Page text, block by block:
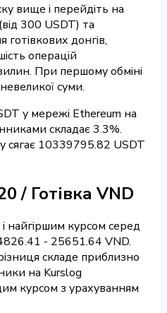
вище і перейдіть на
300 USDT) та
донгів,
операцій
При першому обміні
суми.
у мережі Ethereum на
складає 3.3%.
сягає 10339795.82 USDT
/ Готівка VND
найгіршим курсом серед
- 25651.64 VND.
складе приблизно
на Kurslog
курсом з урахуванням